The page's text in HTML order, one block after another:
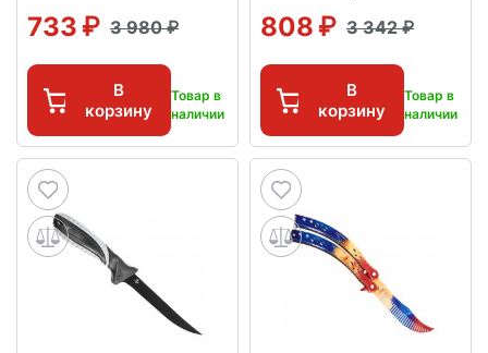
733 3 980
В
корзину
Товар в
наличии
808 3 342
В
корзину
Товар в
наличии